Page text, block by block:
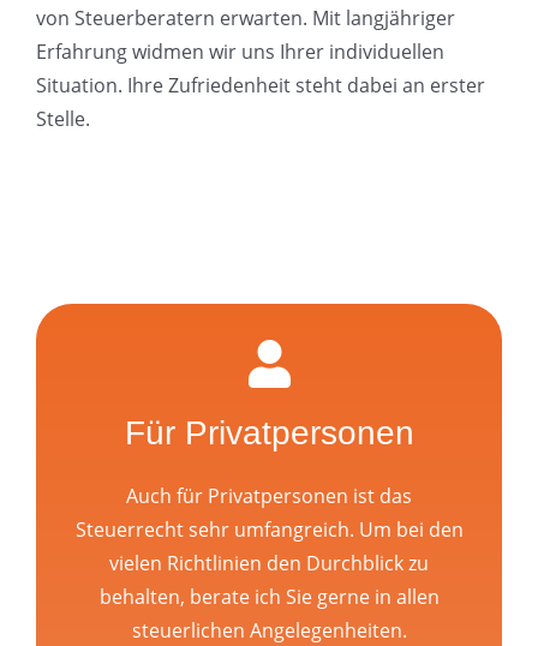
von Steuerberatern erwarten. Mit langjähriger
Erfahrung widmen wir uns Ihrer individuellen
Situation. Ihre Zufriedenheit steht dabei an erster
Stelle.
Für Privatpersonen
Auch für Privatpersonen ist das
Steuerrecht sehr umfangreich. Um bei den
vielen Richtlinien den Durchblick zu
behalten, berate ich Sie gerne in allen
steuerlichen Angelegenheiten.